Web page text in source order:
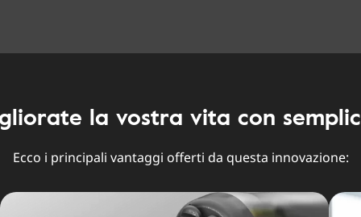
la vostra vita con
Ecco i principali vantaggi offerti da questa innovazione: